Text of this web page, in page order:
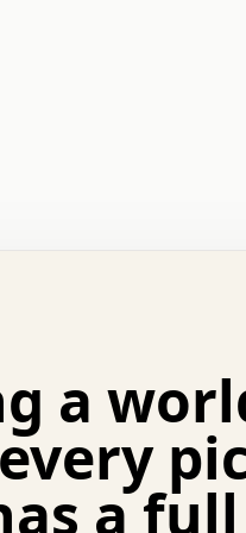
.   .   .   .   :   .
.   .   .   .   x   .
.   .   .   .   .   +
.   .   o   .   .
.   .   :   .   .   o
.   o   .   .   .
.   .   .   .   .   .
.   .   .   .   .
a
a full